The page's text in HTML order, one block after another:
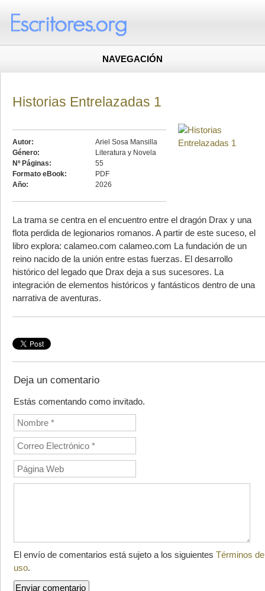
NAVEGACIÓN
Historias Entrelazadas 1
Autor:
Ariel Sosa Mansilla
Género:
Literatura y Novela
Nº Páginas:
55
Formato eBook:
PDF
Año:
2026
La trama se centra en el encuentro entre el dragón Drax y una
flota perdida de legionarios romanos. A partir de este suceso, el
libro explora: calameo.com calameo.com La fundación de un
reino nacido de la unión entre estas fuerzas. El desarrollo
histórico del legado que Drax deja a sus sucesores. La
integración de elementos históricos y fantásticos dentro de una
narrativa de aventuras.
Deja un comentario
Estás comentando como invitado.
El envío de comentarios está sujeto a los siguientes Términos de
uso.